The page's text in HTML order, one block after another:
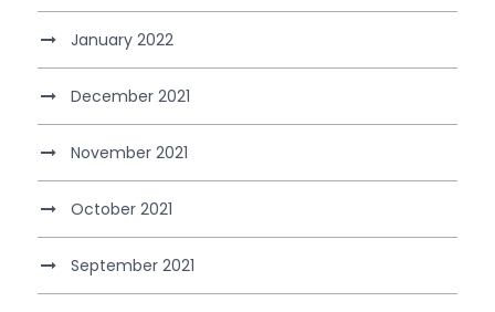
January 2022
December 2021
November 2021
October 2021
September 2021